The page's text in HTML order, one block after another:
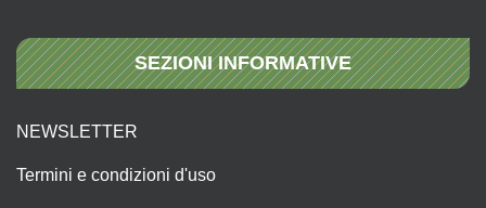
SEZIONI INFORMATIVE
NEWSLETTER
Termini e condizioni d'uso